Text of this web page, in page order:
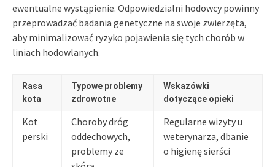
ewentualne wystąpienie. Odpowiedzialni hodowcy powinny
przeprowadzać badania genetyczne na swoje zwierzęta,
aby minimalizować ryzyko pojawienia się tych chorób w
liniach hodowlanych.
Rasa
kota
Typowe problemy
zdrowotne
Wskazówki
dotyczące opieki
Kot
perski
Choroby dróg
oddechowych,
problemy ze
Regularne wizyty u
weterynarza, dbanie
o higienę sierści